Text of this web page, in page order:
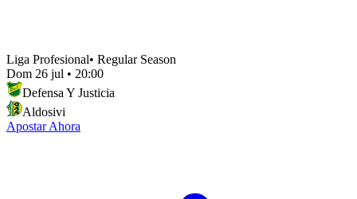
Liga Profesional• Regular Season
Dom 26 jul • 20:00
Defensa Y Justicia
Aldosivi
Apostar Ahora